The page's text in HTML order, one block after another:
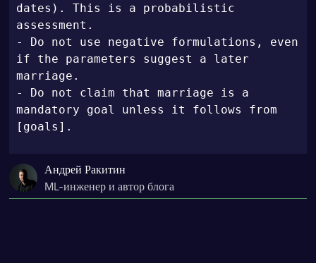
dates). This is a probabilistic
assessment.
- Do not use negative formulations, even
if the parameters suggest a later
marriage.
- Do not claim that marriage is a
mandatory goal unless it follows from
[goals].
Андрей Ракитин
ML-инженер и автор блога